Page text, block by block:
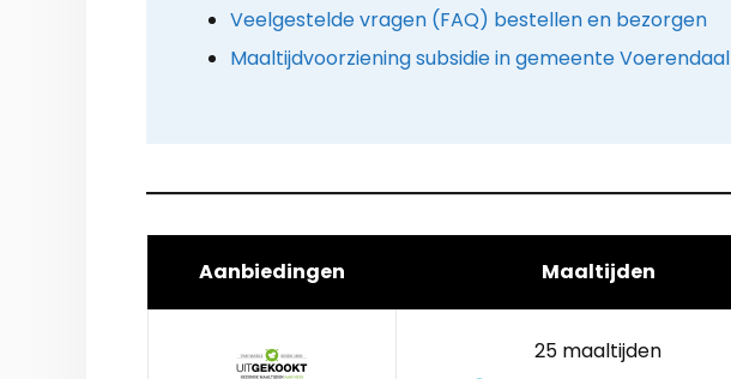
Veelgestelde vragen (FAQ) bestellen en bezorgen
Maaltijdvoorziening subsidie in gemeente Voerendaal
Aanbiedingen Maaltijden
25 maaltijden